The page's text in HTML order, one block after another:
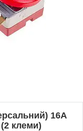
16A
(2 клеми)